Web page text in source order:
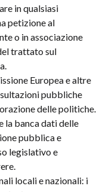
in qualsiasi
petizione al
o in associazione
trattato sul
Europea e altre
pubbliche
delle politiche.
la banca dati delle
pubblica e
legislativo e
locali e nazionali: i